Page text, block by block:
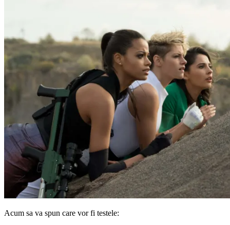
Acum sa va spun care vor fi testele: